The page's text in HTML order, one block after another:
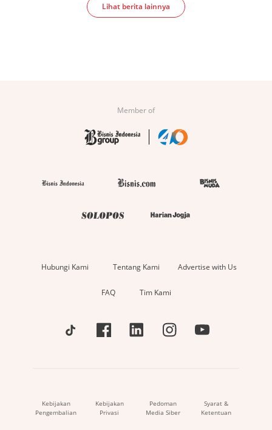
Lihat berita lainnya
Member of
Hubungi Kami Tentang Kami Advertise with Us
FAQ Tim Kami
Kebijakan
Pengembalian
Kebijakan
Privasi
Pedoman
Media Siber
Syarat &
Ketentuan